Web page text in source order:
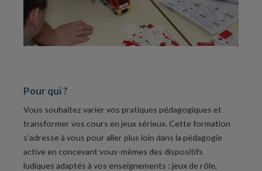
Pour qui ?
Vous souhaitez varier vos pratiques pédagogiques et
transformer vos cours en jeux sérieux. Cette formation
s’adresse à vous pour aller plus loin dans la pédagogie
active en concevant vous-mêmes des dispositifs
ludiques adaptés à vos enseignements : jeux de rôle,